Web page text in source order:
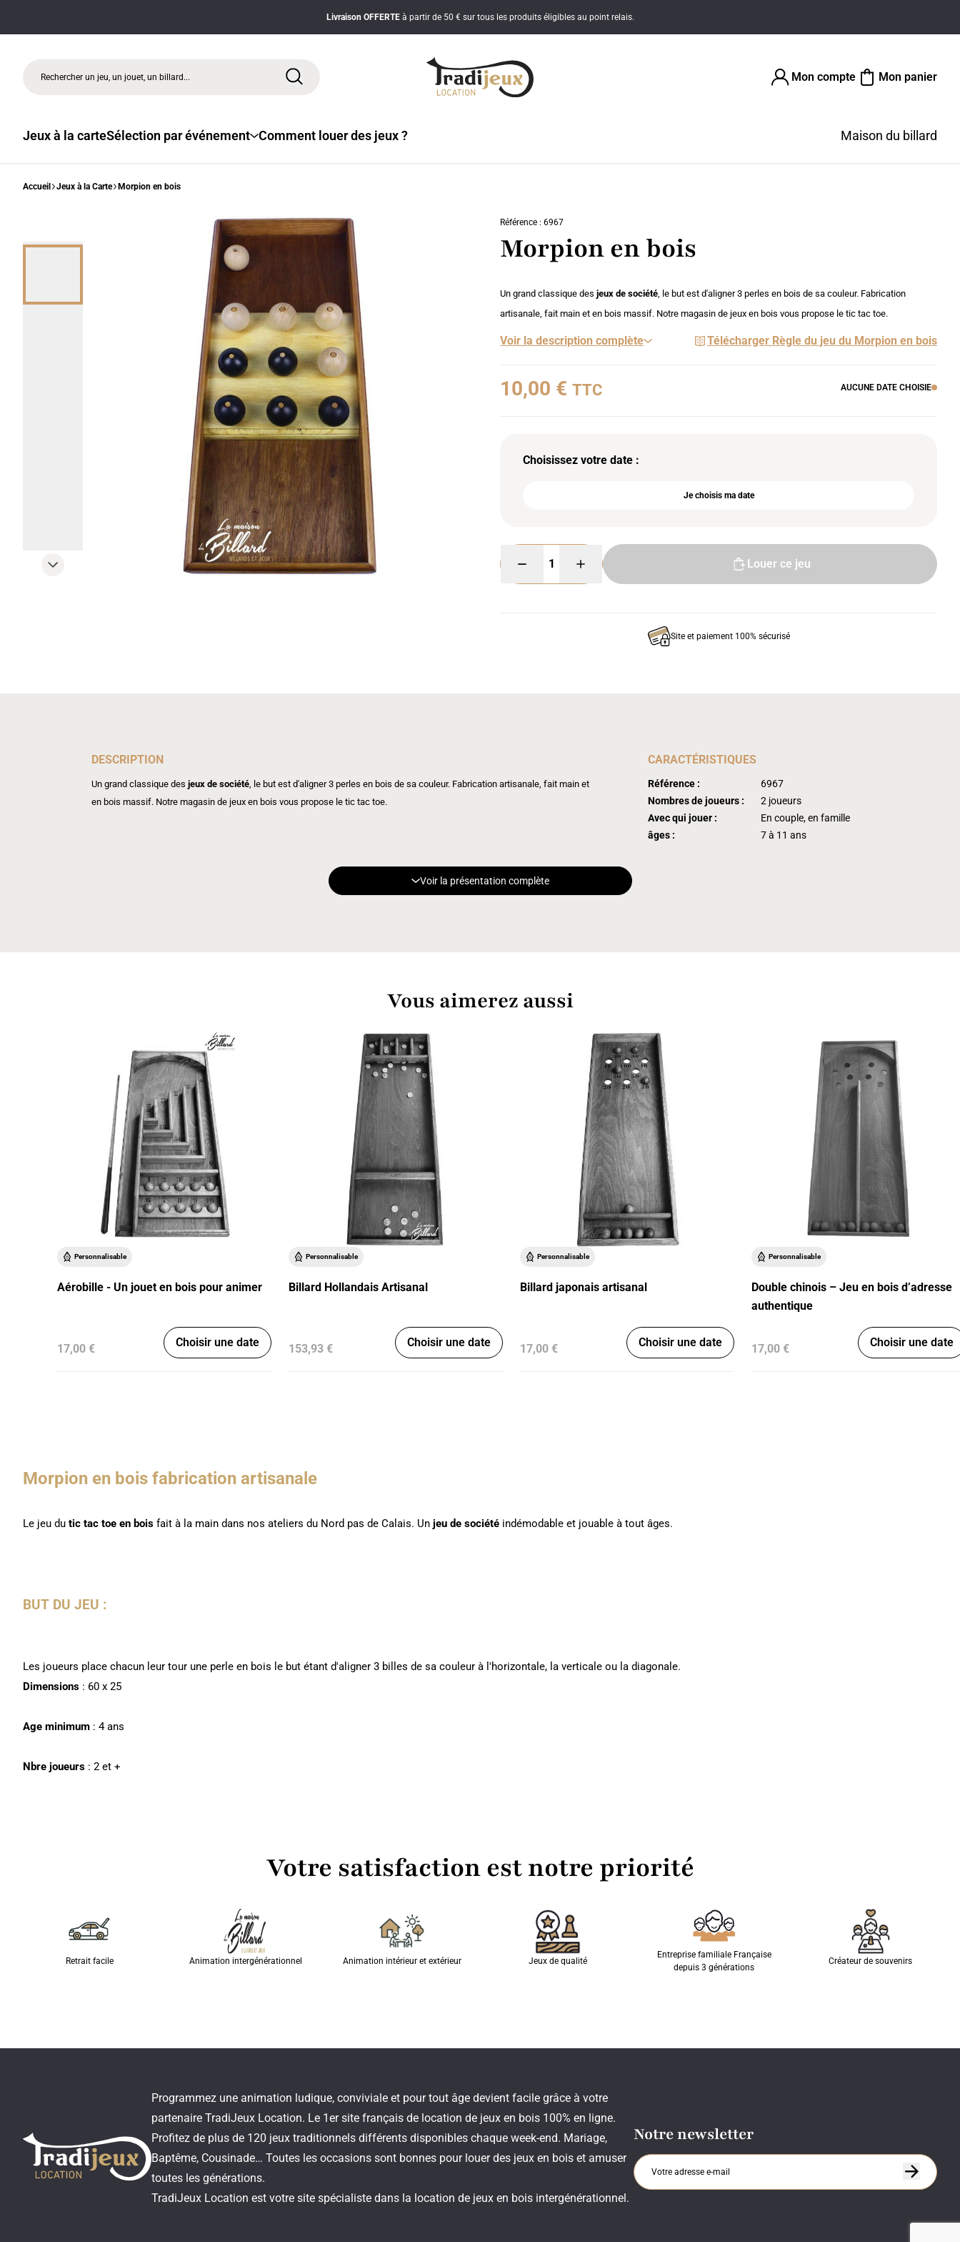
Livraison OFFERTEà partir de 50 € sur tous les produits éligibles au point relais.
Rechercher un jeu, un jouet, un billard... Mon compte Mon panier
Jeux à la carteSélection par événement Comment louer des jeux ? Maison du billard
Accueil Jeux à la Carte Morpion en bois
Référence : 6967
Morpion en bois
Un grand classique des jeux de société , le but est d'aligner 3 perles en bois de sa couleur. Fabrication
artisanale, fait main et en bois massif. Notre magasin de jeux en bois vous propose le tic tac toe.
Voir la description complète Télécharger Règle du jeu du Morpion en bois
10,00 € TTC AUCUNE DATE CHOISIE
Choisissez votre date :
Je choisis ma date
Louer ce jeu
Site et paiement 100% sécurisé
DESCRIPTION
Un grand classique des jeux de société , le but est d'aligner 3 perles en bois de sa couleur. Fabrication artisanale, fait main et
en bois massif. Notre magasin de jeux en bois vous propose le tic tac toe.
CARACTÉRISTIQUES
Référence :
6967
Nombres de joueurs :
2 joueurs
Avec qui jouer :
En couple, en famille
âges :
7 à 11 ans
Voir la présentation complète
Vous aimerez aussi
Personnalisable
Aérobille - Un jouet en bois pour animer
17,00 € Choisir une date
Personnalisable
Billard Hollandais Artisanal
153,93 € Choisir une date
Personnalisable
Billard japonais artisanal
17,00 € Choisir une date
Personnalisable
Double chinois – Jeu en bois d’adresse
authentique
17,00 € Choisir une date
Morpion en bois fabrication artisanale
Le jeu du tic tac toe en bois fait à la main dans nos ateliers du Nord pas de Calais. Un jeu de société indémodable et jouable à tout âges.
BUT DU JEU :
Les joueurs place chacun leur tour une perle en bois le but étant d'aligner 3 billes de sa couleur à l'horizontale, la verticale ou la diagonale.
Dimensions : 60 x 25
Age minimum : 4 ans
Nbre joueurs : 2 et +
Votre satisfaction est notre priorité
Retrait facile Animation intergénérationnel Animation intérieur et extérieur Jeux de qualité
Entreprise familiale Française
depuis 3 générations
Créateur de souvenirs
Programmez une animation ludique, conviviale et pour tout âge devient facile grâce à votre
partenaire TradiJeux Location. Le 1er site français de location de jeux en bois 100% en ligne.
Profitez de plus de 120 jeux traditionnels différents disponibles chaque week-end. Mariage,
Baptême, Cousinade… Toutes les occasions sont bonnes pour louer des jeux en bois et amuser
toutes les générations.
TradiJeux Location est votre site spécialiste dans la location de jeux en bois intergénérationnel.
Notre newsletter